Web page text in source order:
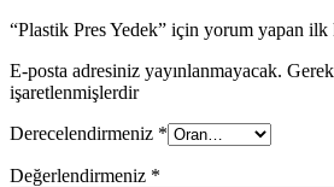
“Plastik Pres Yedek” için yorum yapan
E-posta adresiniz yayınlanmayacak.
işaretlenmişlerdir
Derecelendirmeniz *
Değerlendirmeniz *